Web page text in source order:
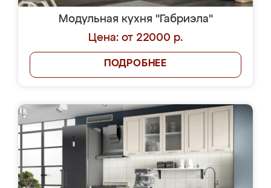
Модульная кухня "Габриэла"
Цена: от 22000 р.
ПОДРОБНЕЕ